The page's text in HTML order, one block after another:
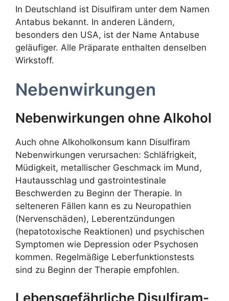
In Deutschland ist Disulfiram unter dem Namen
Antabus bekannt. In anderen Ländern,
besonders den USA, ist der Name Antabuse
geläufiger. Alle Präparate enthalten denselben
Wirkstoff.
Nebenwirkungen
Nebenwirkungen ohne Alkohol
Auch ohne Alkoholkonsum kann Disulfiram
Nebenwirkungen verursachen: Schläfrigkeit,
Müdigkeit, metallischer Geschmack im Mund,
Hautausschlag und gastrointestinale
Beschwerden zu Beginn der Therapie. In
selteneren Fällen kann es zu Neuropathien
(Nervenschäden), Leberentzündungen
(hepatotoxische Reaktionen) und psychischen
Symptomen wie Depression oder Psychosen
kommen. Regelmäßige Leberfunktionstests
sind zu Beginn der Therapie empfohlen.
Lebensgefährliche Disulfiram-